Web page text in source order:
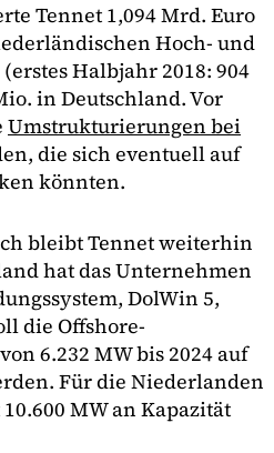
Tennet 1,094 Mrd. Euro
Hoch- und
Halbjahr 2018: 904
in Deutschland. Vor
Umstrukturierungen bei
die sich eventuell auf
könnten.
bleibt Tennet weiterhin
hat das Unternehmen
DolWin 5,
die Offshore-
6.232 MW bis 2024 auf
Für die Niederlanden
MW an Kapazität